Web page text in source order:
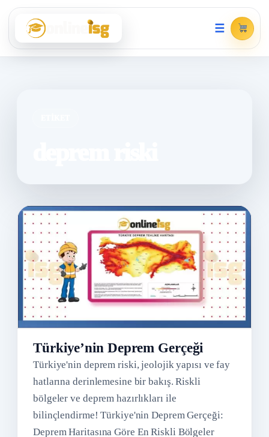
☰
Türkiye’nin Deprem Gerçeği
Türkiye'nin deprem riski, jeolojik yapısı ve fay
hatlarına derinlemesine bir bakış. Riskli
bölgeler ve deprem hazırlıkları ile
bilinçlendirme! Türkiye'nin Deprem Gerçeği:
Deprem Haritasına Göre En Riskli Bölgeler